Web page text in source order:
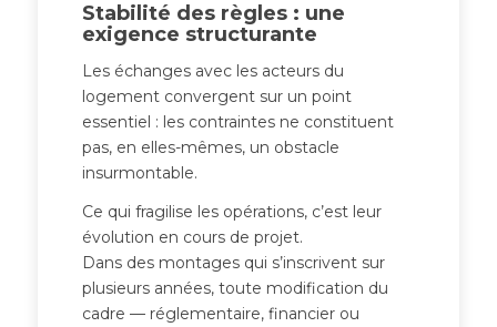
Stabilité des règles : une
exigence structurante
Les échanges avec les acteurs du
logement convergent sur un point
essentiel : les contraintes ne constituent
pas, en elles-mêmes, un obstacle
insurmontable.
Ce qui fragilise les opérations, c’est leur
évolution en cours de projet.
Dans des montages qui s’inscrivent sur
plusieurs années, toute modification du
cadre — réglementaire, financier ou